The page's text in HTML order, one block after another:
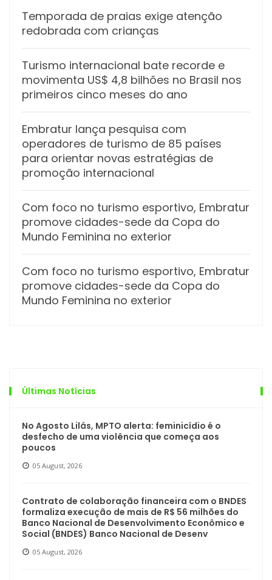
Temporada de praias exige atenção
redobrada com crianças
Turismo internacional bate recorde e
movimenta US$ 4,8 bilhões no Brasil nos
primeiros cinco meses do ano
Embratur lança pesquisa com
operadores de turismo de 85 países
para orientar novas estratégias de
promoção internacional
Com foco no turismo esportivo, Embratur
promove cidades-sede da Copa do
Mundo Feminina no exterior
Com foco no turismo esportivo, Embratur
promove cidades-sede da Copa do
Mundo Feminina no exterior
Últimas Notícias
No Agosto Lilás, MPTO alerta: feminicídio é o
desfecho de uma violência que começa aos
poucos
05 August, 2026
Contrato de colaboração financeira com o BNDES
formaliza execução de mais de R$ 56 milhões do
Banco Nacional de Desenvolvimento Econômico e
Social (BNDES) Banco Nacional de Desenv
05 August, 2026